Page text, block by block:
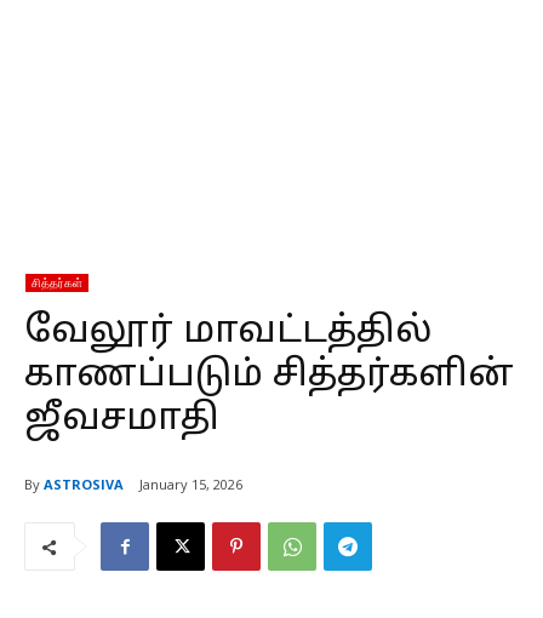
சித்தர்கள்
வேலூர் மாவட்டத்தில்
காணப்படும் சித்தர்களின்
ஜீவசமாதி
By ASTROSIVA January 15, 2026